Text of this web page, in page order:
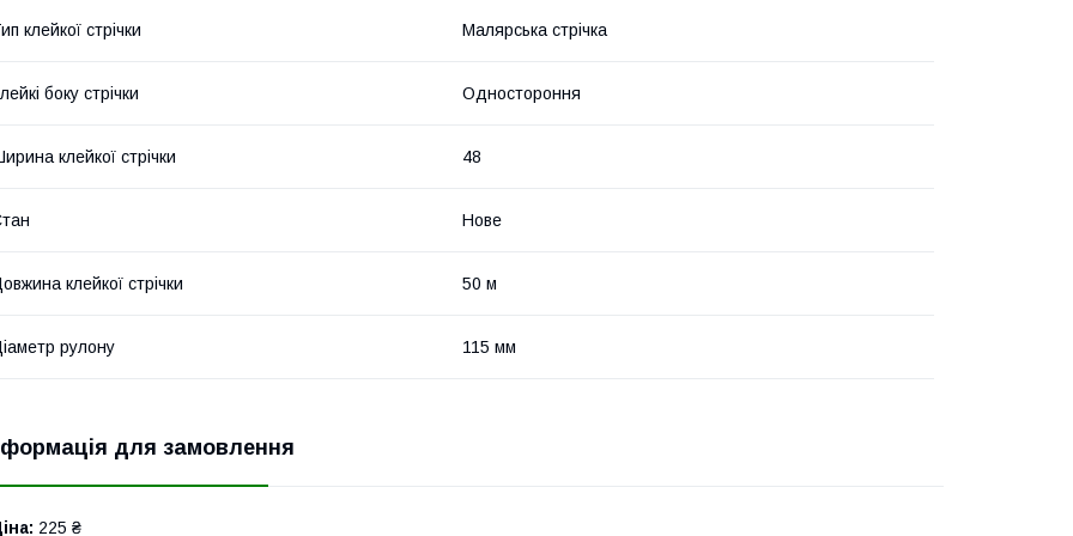
клейкої стрічки Малярська стрічка
боку стрічки Одностороння
клейкої стрічки 48
Нове
клейкої стрічки 50 м
рулону 115 мм
для замовлення
225 ₴